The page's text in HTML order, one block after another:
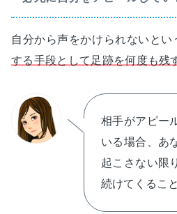
自分から声をかけられないとい
する手段として足跡を何度も残
相手がアピー
いる場合、あ
起こさない限
続けてくるこ